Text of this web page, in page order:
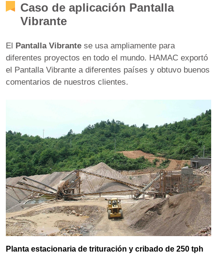
Caso de aplicación Pantalla
Vibrante
El Pantalla Vibrantese usa ampliamente para
diferentes proyectos en todo el mundo. HAMAC exportó
el Pantalla Vibrante a diferentes países y obtuvo buenos
comentarios de nuestros clientes.
Planta estacionaria de trituración y cribado de 250 tph